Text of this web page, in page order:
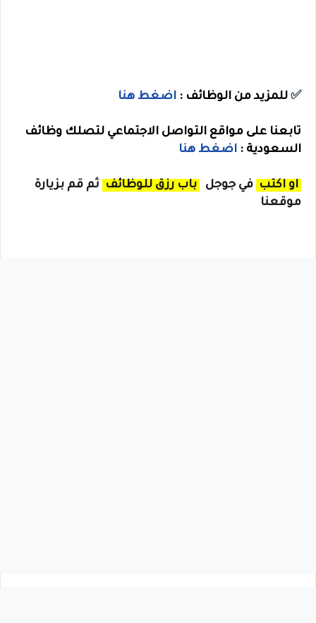
✅ للمزيد من الوظائف : اضغط هنا
تابعنا على مواقع التواصل الاجتماعي لتصلك وظائف
السعودية : اضغط هنا
او اكتب في جوجل باب رزق للوظائف
ثم قم بزيارة
موقعنا